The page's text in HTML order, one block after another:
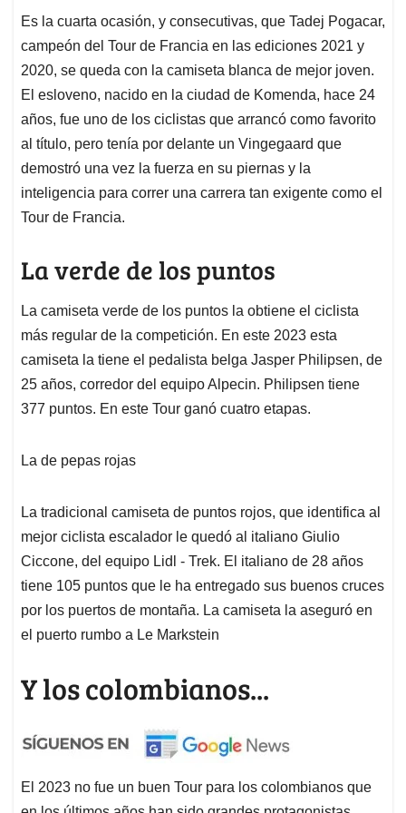
Es la cuarta ocasión, y consecutivas, que Tadej Pogacar,
campeón del Tour de Francia en las ediciones 2021 y
2020, se queda con la camiseta blanca de mejor joven.
El esloveno, nacido en la ciudad de Komenda, hace 24
años, fue uno de los ciclistas que arrancó como favorito
al título, pero tenía por delante un Vingegaard que
demostró una vez la fuerza en su piernas y la
inteligencia para correr una carrera tan exigente como el
Tour de Francia.
La verde de los puntos
La camiseta verde de los puntos la obtiene el ciclista
más regular de la competición. En este 2023 esta
camiseta la tiene el pedalista belga Jasper Philipsen, de
25 años, corredor del equipo Alpecin. Philipsen tiene
377 puntos. En este Tour ganó cuatro etapas.
La de pepas rojas
La tradicional camiseta de puntos rojos, que identifica al
mejor ciclista escalador le quedó al italiano Giulio
Ciccone, del equipo Lidl - Trek. El italiano de 28 años
tiene 105 puntos que le ha entregado sus buenos cruces
por los puertos de montaña. La camiseta la aseguró en
el puerto rumbo a Le Markstein
Y los colombianos...
El 2023 no fue un buen Tour para los colombianos que